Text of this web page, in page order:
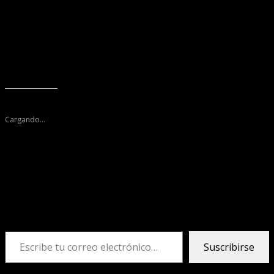
Cargando...
Escribe tu correo electrónico…
Suscribirse